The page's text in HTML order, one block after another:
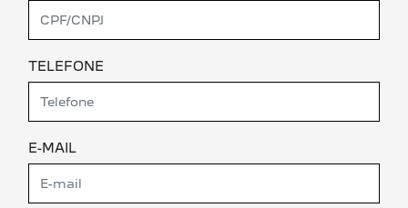
TELEFONE
E-MAIL